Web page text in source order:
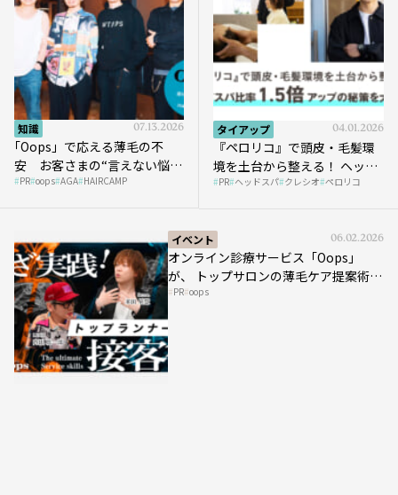
知識 07.13.2026
｢Oops」で応える薄毛の不
安 お客さまの“言えない悩
み”にどう向き合う？ ＃01
PR oops AGA HAIRCAMP
タイアップ 04.01.2026
『ペロリコ』で頭皮・毛髪環
境を土台から整える！ ヘッド
スパ比率1.5倍アップの秘策を
PR ヘッドスパ クレシオ ペロリコ
イベント 06.02.2026
オンライン診療サービス「Oops」
が、 トップサロンの薄毛ケア提案術を
HAIRCAMPで公開！
PR oops